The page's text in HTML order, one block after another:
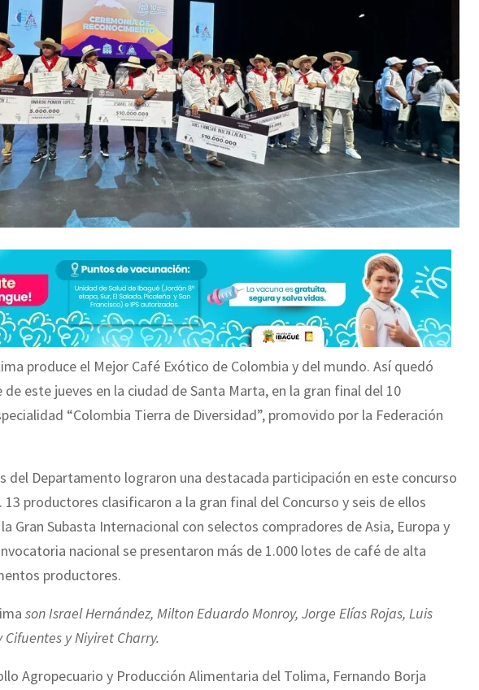
produce el Mejor Café Exótico de Colombia y del mundo. Así quedó
de este jueves en la ciudad de Santa Marta, en la gran final del 10
“Colombia Tierra de Diversidad”, promovido por la Federación
del Departamento lograron una destacada participación en este concurso
productores clasificaron a la gran final del Concurso y seis de ellos
Gran Subasta Internacional con selectos compradores de Asia, Europa y
nacional se presentaron más de 1.000 lotes de café de alta
productores.
son Israel Hernández, Milton Eduardo Monroy, Jorge Elías Rojas, Luis
y Niyiret Charry.
Agropecuario y Producción Alimentaria del Tolima, Fernando Borja